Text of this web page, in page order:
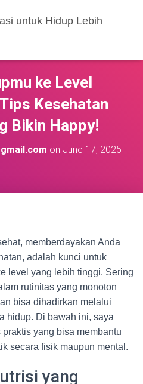
untuk Hidup Lebih
ke Level
Kesehatan
Bikin Happy!
on June 17, 2025
memberdayakan Anda
adalah kunci untuk
level yang lebih tinggi. Sering
rutinitas yang monoton
bisa dihadirkan melalui
hidup. Di bawah ini, saya
yang bisa membantu
secara fisik maupun mental.
yang